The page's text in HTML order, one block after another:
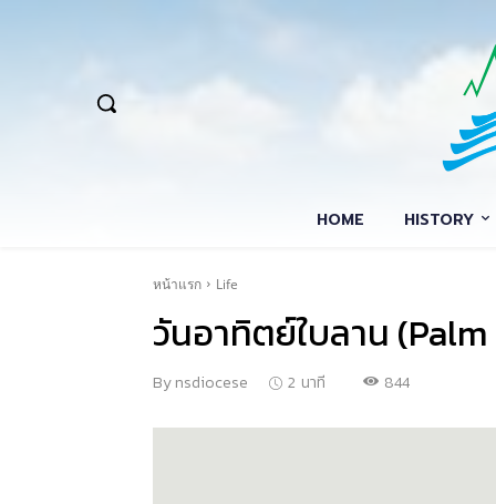
HOME HISTORY
หน้าแรก Life
วันอาทิตย์ใบลาน
Bynsdiocese 2 นาที 844